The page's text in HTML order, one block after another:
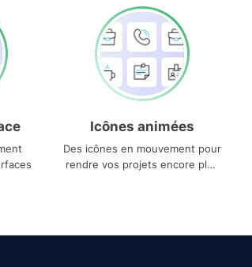
Icônes animées
Des icônes en mouvement pour
rendre vos projets encore plus